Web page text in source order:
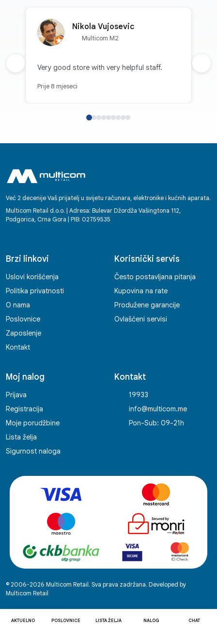
Nikola Vujosevic
Multicom M2
Very good store with very helpful staff.
Prije 8 mjeseci
Prethodna recenzija
Već 2 decenije Vaš prijatelj u svijetu računara, elektronike i kućnih aparata.
Multicom Retail d.o.o. | Adresa: Bulevar Džordža Vašingtona 112,
Podgorica, Crna Gora | PIB: 02759535
Brzi linkovi
Uslovi korišćenja
Politika privatnosti
O nama
Poslovnice
Zaposlenje
Kontakt
Korisnički servis
Često postavljana pitanja
Kupovina na rate
Produžene garancije
Ovlašćeni servisi
Moj nalog
Prijava
Registracija
Moje porudžbine
Lista želja
Sigurnost naloga
Kontakt
19933
info@multicom.me
Pon-Sub: 09-21h
© 2006-2026 Multicom Retail. Sva prava zadržana. Developed by
Multicom Retail
AKTUELNO POSLOVNICE LISTA ŽELJA NALOG CHAT